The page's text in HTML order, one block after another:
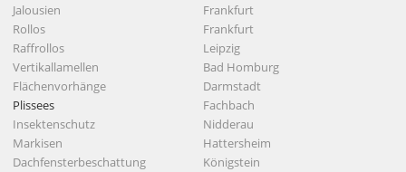
Jalousien
Rollos
Raffrollos
Vertikallamellen
Flächenvorhänge
Plissees
Insektenschutz
Markisen
Dachfensterbeschattung
Frankfurt
Frankfurt
Leipzig
Bad Homburg
Darmstadt
Fachbach
Nidderau
Hattersheim
Königstein